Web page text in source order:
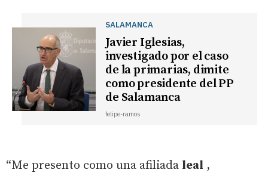
SALAMANCA
Javier Iglesias,
investigado por el caso
de la primarias, dimite
como presidente del PP
de Salamanca
felipe-ramos
“Me presento como una afiliada leal ,